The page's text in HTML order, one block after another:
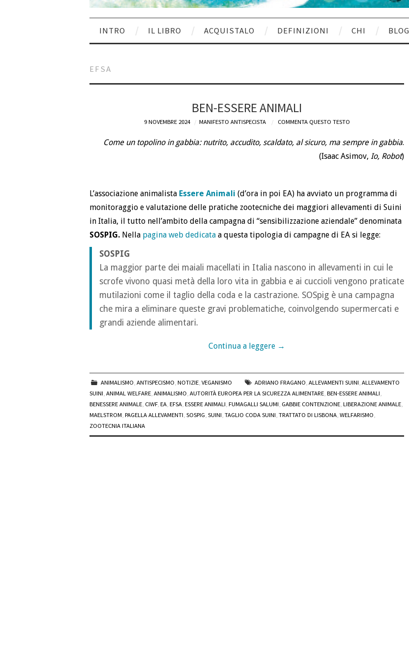
INTRO IL LIBRO ACQUISTALO DEFINIZIONI CHI BLOG
EFSA
BEN-ESSERE ANIMALI
9 NOVEMBRE 2024 MANIFESTO ANTISPECISTA COMMENTA QUESTO TESTO
Come un topolino in gabbia: nutrito, accudito, scaldato, al sicuro, ma sempre in gabbia.
(Isaac Asimov, Io, Robot)
L’associazione animalista Essere Animali (d’ora in poi EA) ha avviato un programma di
monitoraggio e valutazione delle pratiche zootecniche dei maggiori allevamenti di Suini
in Italia, il tutto nell’ambito della campagna di “sensibilizzazione aziendale” denominata
SOSPIG. Nella pagina web dedicata a questa tipologia di campagne di EA si legge:
SOSPIG
La maggior parte dei maiali macellati in Italia nascono in allevamenti in cui le
scrofe vivono quasi metà della loro vita in gabbia e ai cuccioli vengono praticate
mutilazioni come il taglio della coda e la castrazione. SOSpig è una campagna
che mira a eliminare queste gravi problematiche, coinvolgendo supermercati e
grandi aziende alimentari.
Continua a leggere →
ANIMALISMO,ANTISPECISMO,NOTIZIE,VEGANISMO ADRIANO FRAGANO,ALLEVAMENTI SUINI,ALLEVAMENTO
SUINI, ANIMAL WELFARE, ANIMALISMO, AUTORITÀ EUROPEA PER LA SICUREZZA ALIMENTARE, BEN-ESSERE ANIMALI,
BENESSERE ANIMALE, CIWF, EA, EFSA, ESSERE ANIMALI, FUMAGALLI SALUMI, GABBIE CONTENZIONE, LIBERAZIONE ANIMALE,
MAELSTROM, PAGELLA ALLEVAMENTI, SOSPIG, SUINI, TAGLIO CODA SUINI, TRATTATO DI LISBONA, WELFARISMO,
ZOOTECNIA ITALIANA